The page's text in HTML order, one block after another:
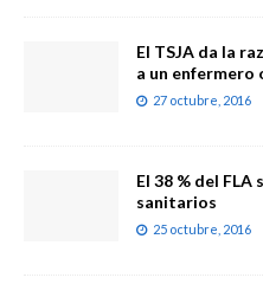
El TSJA da la
a un
27 octubre, 2016
El 38 % del
sanitarios
25 octubre, 2016